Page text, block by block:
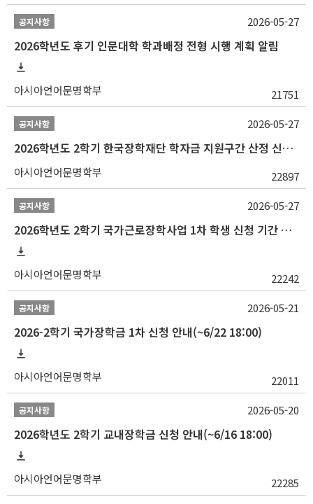
공지사항
2026학년도 후기 인문대학 학과배정 전형 시행 계획 알림
아시아언어문명학부 21751
2026-05-27
공지사항
2026학년도 2학기 한국장학재단 학자금 지원구간 산정 신청 안내
아시아언어문명학부 22897
2026-05-27
공지사항
2026학년도 2학기 국가근로장학사업 1차 학생 신청 기간 안내
아시아언어문명학부 22242
2026-05-27
공지사항
2026-2학기 국가장학금 1차 신청 안내(~6/22 18:00)
아시아언어문명학부 22011
2026-05-21
공지사항
2026학년도 2학기 교내장학금 신청 안내(~6/16 18:00)
아시아언어문명학부 22285
2026-05-20